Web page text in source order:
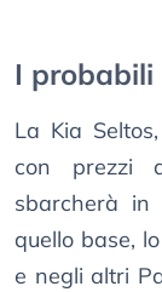
I
La Kia
con prezzi
sbarcherà in
quello base,
e negli altri